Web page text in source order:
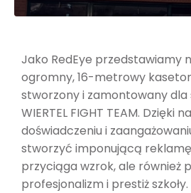
Jako RedEye przedstawiamy
ogromny, 16-metrowy
stworzony i zamontowany dla
WIERTEL FIGHT TEAM. Dzięki
doświadczeniu i
stworzyć imponującą
przyciąga wzrok, ale również
profesjonalizm i prestiż szkoły.